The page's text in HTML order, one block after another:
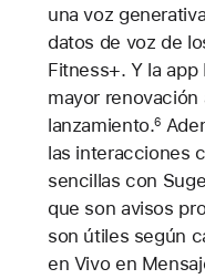
una voz
datos de voz de
Fitness+. Y la
mayor
lanzamiento.6
las interacciones
sencillas con
que son avisos
son útiles según
en Vivo en